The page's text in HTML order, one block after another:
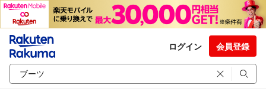
ログイン 会員登録